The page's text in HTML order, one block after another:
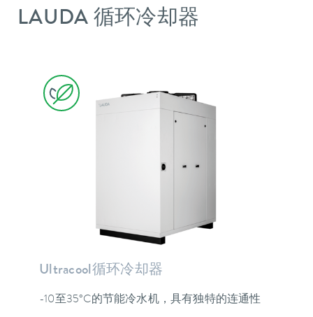
LAUDA 循环冷却器
Ultracool循环冷却器
-10至35°C的节能冷水机，具有独特的连通性